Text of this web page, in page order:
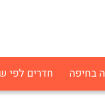
בחיפה חדרים לפי